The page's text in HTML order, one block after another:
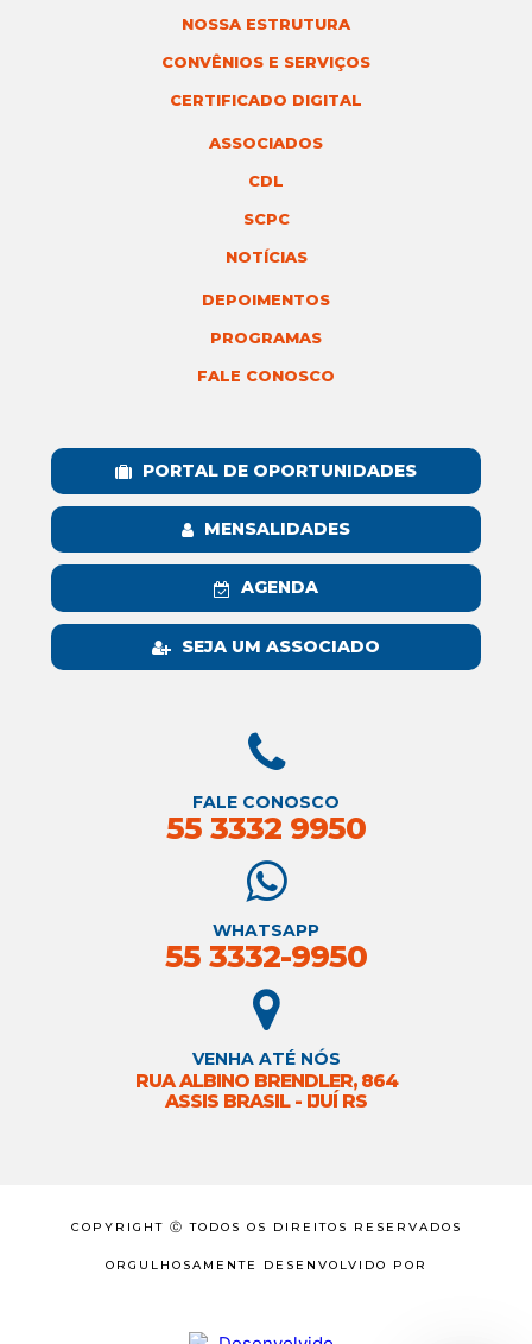
NOSSA ESTRUTURA
CONVÊNIOS E SERVIÇOS
CERTIFICADO DIGITAL
ASSOCIADOS
CDL
SCPC
NOTÍCIAS
DEPOIMENTOS
PROGRAMAS
FALE CONOSCO
PORTAL DE OPORTUNIDADES
MENSALIDADES
AGENDA
SEJA UM ASSOCIADO
FALE CONOSCO
55 3332 9950
WHATSAPP
55 3332-9950
VENHA ATÉ NÓS
RUA ALBINO BRENDLER, 864
ASSIS BRASIL - IJUÍ RS
COPYRIGHT Ⓒ TODOS OS DIREITOS RESERVADOS
ORGULHOSAMENTE DESENVOLVIDO POR